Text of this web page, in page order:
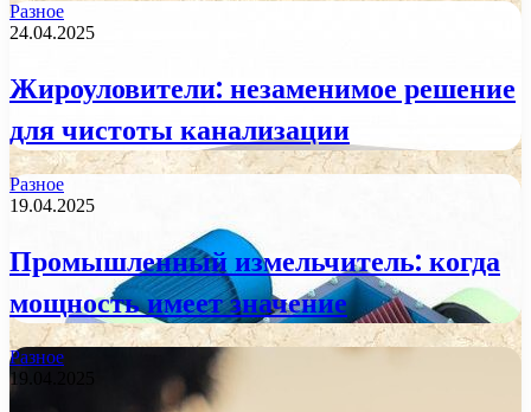
Разное
24.04.2025
Жироуловители: незаменимое решение
для чистоты канализации
Разное
19.04.2025
Промышленный измельчитель: когда
мощность имеет значение
Разное
19.04.2025